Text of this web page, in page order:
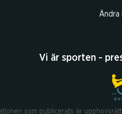
Ändra
Vi är sporten -
som publicerats är